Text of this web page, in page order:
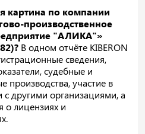
картина по компании
производственное
"АЛИКА"»
В одном отчёте KIBERON
сведения,
судебные и
производства, участие в
с другими организациями, а
о лицензиях и